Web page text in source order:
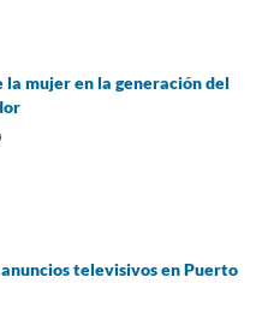
la mujer en la generación del
televisivos en Puerto